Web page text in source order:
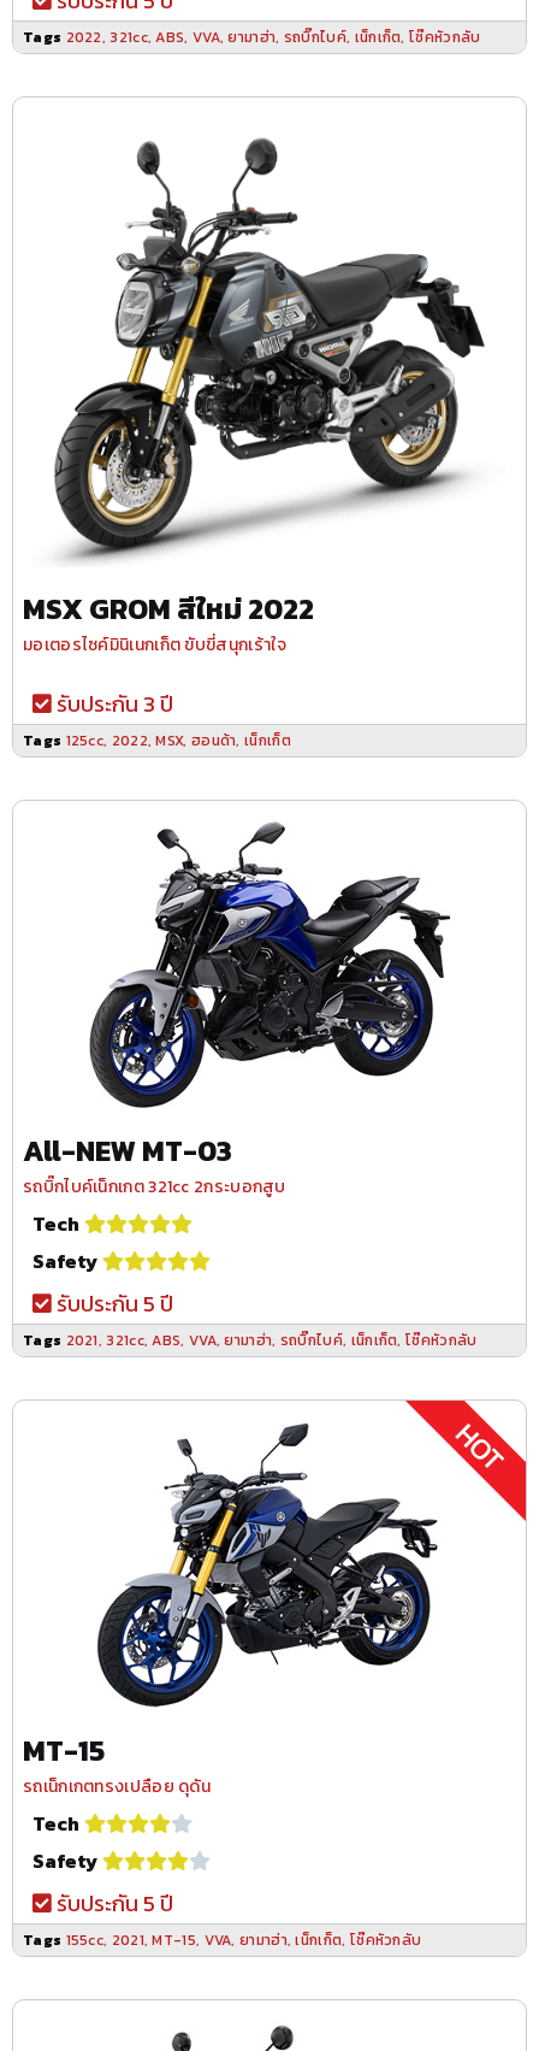
Tags 2022, 321cc,ABS, VVA,ยามาฮ่า, รถบิ๊กไบค์, เน็กเก็ต,โช๊คหัวกลับ
MSX GROM สีใหม่ 2022
มอเตอรไซค์มินิเนกเก็ต ขับขี่สนุกเร้าใจ
รับประกัน 3 ปี
Tags 125cc, 2022,MSX, ฮอนด้า,เน็กเก็ต
All-NEW MT-03
รถบิ๊กไบค์เน็กเกต 321cc 2กระบอกสูบ
Tech
Safety
รับประกัน 5 ปี
Tags 2021, 321cc,ABS, VVA,ยามาฮ่า, รถบิ๊กไบค์, เน็กเก็ต,โช๊คหัวกลับ
MT-15
รถเน็กเกตทรงเปลือย ดุดัน
Tech
Safety
รับประกัน 5 ปี
Tags 155cc, 2021,MT-15, VVA,ยามาฮ่า,เน็กเก็ต, โช๊คหัวกลับ